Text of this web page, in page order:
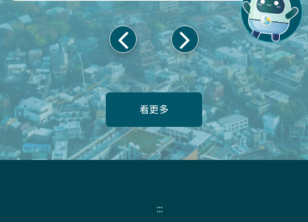
上
一
頁
下
一
頁
看更多
:::